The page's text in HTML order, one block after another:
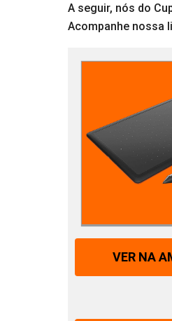
A seguir, nós do
Acompanhe nossa
VER NA